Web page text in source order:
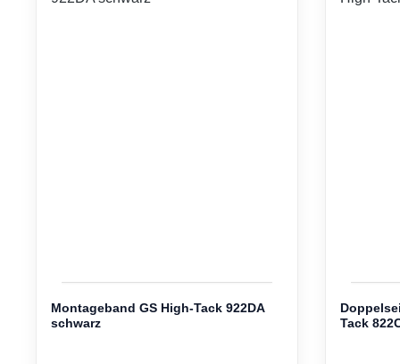
Montageband GS High-Tack 922DA
schwarz
Tack